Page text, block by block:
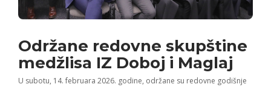
Održane redovne skupštine
medžlisa IZ Doboj i Maglaj
U subotu, 14. februara 2026. godine, održane su redovne godišnje